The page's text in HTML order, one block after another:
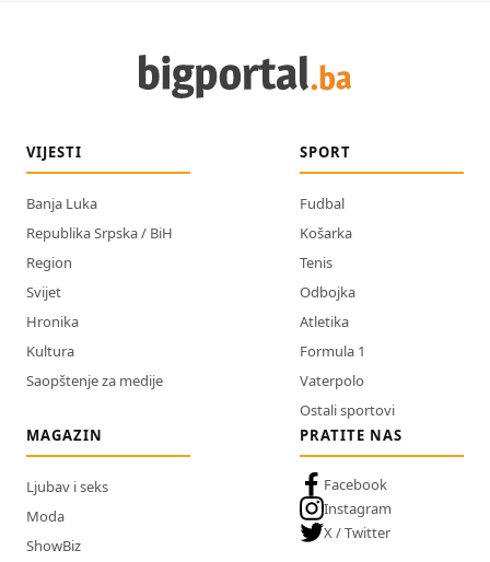
VIJESTI
Banja Luka
Republika Srpska / BiH
Region
Svijet
Hronika
Kultura
Saopštenje za medije
SPORT
Fudbal
Košarka
Tenis
Odbojka
Atletika
Formula 1
Vaterpolo
Ostali sportovi
MAGAZIN
Ljubav i seks
Moda
ShowBiz
PRATITE NAS
Facebook
Instagram
X / Twitter